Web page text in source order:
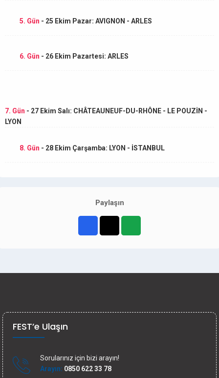
5. Gün - 25 Ekim Pazar: AVIGNON - ARLES
6. Gün - 26 Ekim Pazartesi: ARLES
7. Gün - 27 Ekim Salı: CHÂTEAUNEUF-DU-RHÔNE - LE POUZİN -
LYON
8. Gün - 28 Ekim Çarşamba: LYON - İSTANBUL
Paylaşın
FEST’e Ulaşın
Sorularınız için bizi arayın!
Arayın: 0850 622 33 78